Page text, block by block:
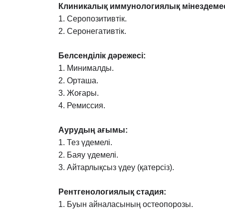
Клиникалық иммунологиялық
1. Серопозитивтік.
2. Серонегативтік.
Белсенділік дəрежесі:
1. Минималды.
2. Орташа.
3. Жоғары.
4. Ремиссия.
Аурудың ағымы:
1. Тез үдемелі.
2. Баяу үдемелі.
3. Айтарлықсыз үдеу (қатерсіз).
Рентгенологиялық стадия:
1. Буын айналасының остеопорозы.